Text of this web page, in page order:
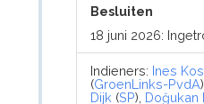
Besluiten
18 juni 2026:
Indieners: Ines
(GroenLinks-PvdA),
Dijk (SP), Doğukan